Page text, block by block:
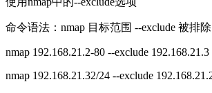
命令语法：nmap 目标范围 --exclude 被排
nmap 192.168.21.2-80 --exclude
nmap 192.168.21.32/24 --exclude